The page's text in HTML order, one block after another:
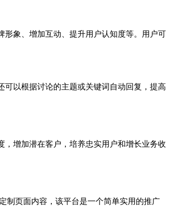
象、增加互动、提升用户认知度等。用户可
以根据讨论的主题或关键词自动回复，提高
增加潜在客户，培养忠实用户和增长业务收
制页面内容，该平台是一个简单实用的推广